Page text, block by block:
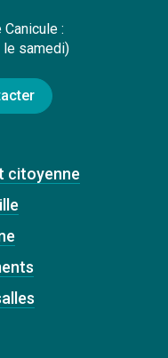
Canicule :
le samedi)
citoyenne